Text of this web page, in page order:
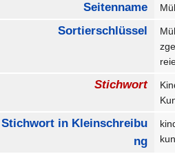
Seitenname
Sortierschlüssel
Stichwort
Stichwort in Kleinschreibu
ng